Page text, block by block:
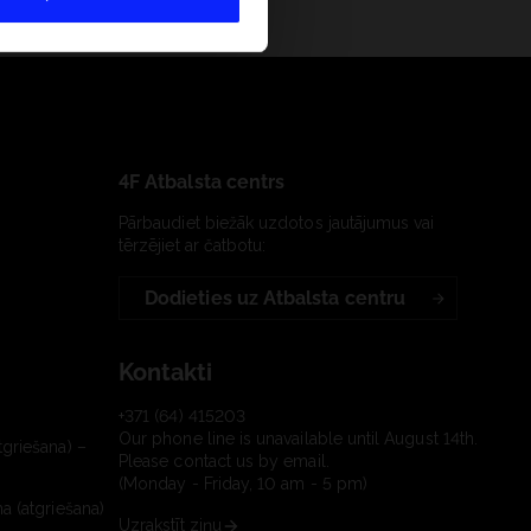
–
(atgriešana)
4F Atbalsta centrs
Pārbaudiet biežāk uzdotos jautājumus vai
tērzējiet ar čatbotu:
Dodieties uz Atbalsta centru
Kontakti
+371 (64) 415203
Our phone line is unavailable until August 14th.
Please contact us by email.
(Monday - Friday, 10 am - 5 pm)
Uzrakstīt ziņu